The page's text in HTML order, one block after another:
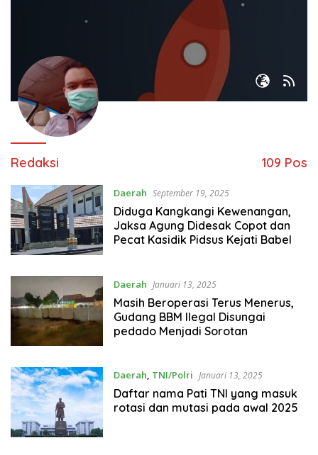
Redaksi 109 Pos
Daerah September 19, 2025
Diduga Kangkangi Kewenangan,
Jaksa Agung Didesak Copot dan
Pecat Kasidik Pidsus Kejati Babel
Daerah Januari 13, 2025
Masih Beroperasi Terus Menerus,
Gudang BBM Ilegal Disungai
pedado Menjadi Sorotan
Daerah, TNI/Polri Januari 13, 2025
Daftar nama Pati TNI yang masuk
rotasi dan mutasi pada awal 2025